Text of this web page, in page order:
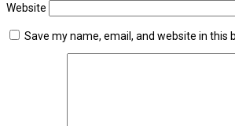
Website
Save my name, email, and website in